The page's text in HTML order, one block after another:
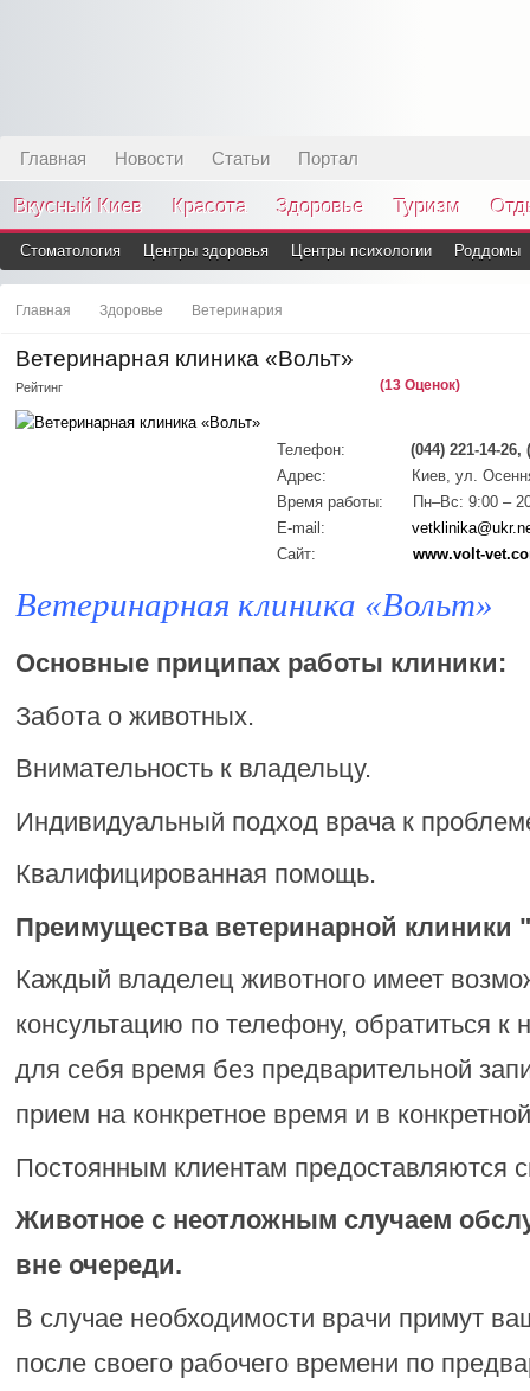
Главная Новости Статьи Портал
Вкусный Киев Красота Здоровье Туризм
Стоматология Центры здоровья Центры психологии Роддомы
Главная Здоровье Ветеринария
Ветеринарная клиника «Вольт»
Рейтинг (13 Оценок)
Телефон:
(044) 221-14-26,
Адрес:
Киев, ул.
Время работы:
Пн–Вс: 9:00 –
E-mail:
Сайт:
www.volt-
Ветеринарная клиника «Вольт»
Основные приципах работы клиники:
Забота о животных.
Внимательность к владельцу.
Индивидуальный подход врача к
Квалифицированная помощь.
Преимущества ветеринарной клиники
Каждый владелец животного имеет
консультацию по телефону, обратиться
для себя время без предварительной
прием на конкретное время и в
Постоянным клиентам предоставляются
Животное с неотложным случаем
вне очереди.
В случае необходимости врачи примут
после своего рабочего времени по